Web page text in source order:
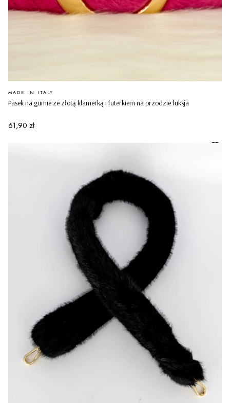
Pasek na gumie ze złotą klamerką i futerkiem na przodzie fuksja
PRODUCENT
MADE IN ITALY
Cena
61,90 zł